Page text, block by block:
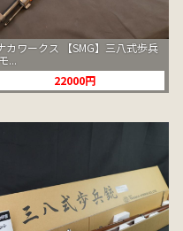
カワークス 【SMG】三八式歩兵
...
22000円